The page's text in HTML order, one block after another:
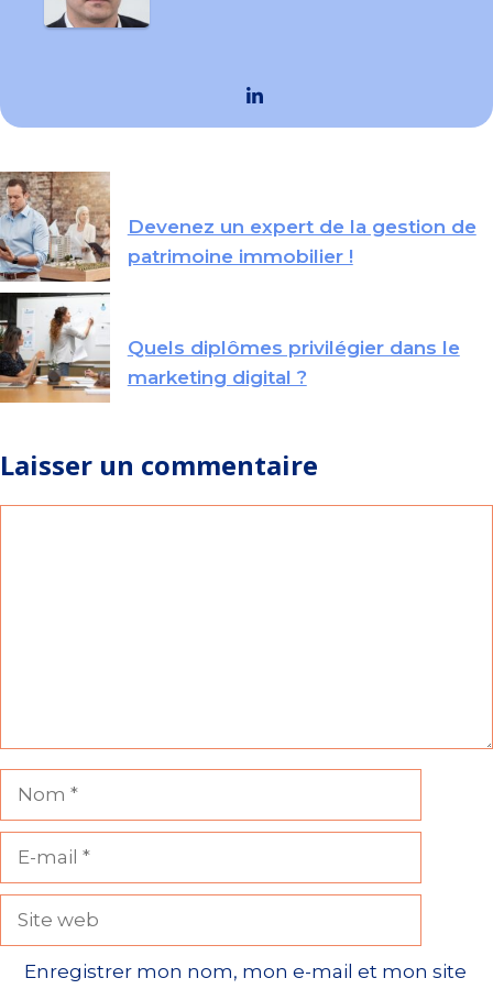
Devenez un expert de la gestion de
patrimoine immobilier !
Quels diplômes privilégier dans le
marketing digital ?
Laisser un commentaire
Nom
Site
Enregistrer mon nom, mon e-mail et mon site